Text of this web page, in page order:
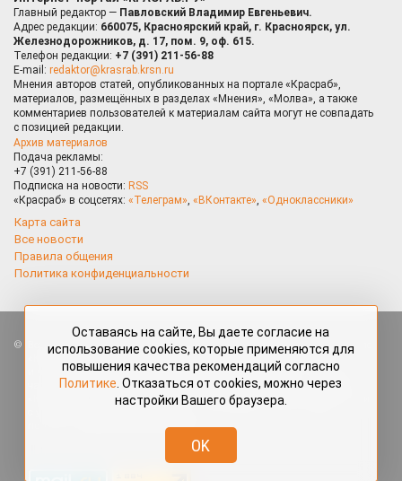
Главный редактор — Павловский Владимир Евгеньевич.
Адрес редакции: 660075, Красноярский край, г. Красноярск, ул.
Железнодорожников, д. 17, пом. 9, оф. 615.
Телефон редакции: +7 (391) 211-56-88
E-mail: redaktor@krasrab.krsn.ru
Мнения авторов статей, опубликованных на портале «Красраб»,
материалов, размещённых в разделах «Мнения», «Молва», а также
комментариев пользователей к материалам сайта могут не совпадать
с позицией редакции.
Архив материалов
Подача рекламы:
+7 (391) 211-56-88
Подписка на новости: RSS
«Красраб» в соцсетях: «Телеграм», «ВКонтакте», «Одноклассники»
Карта сайта
Все новости
Правила общения
Политика конфиденциальности
Все права защищены. Любые материалы, размещённые на портале
«Красраб.ру» сотрудниками редакции, нештатными авторами
и читателями, являются объектами авторского права. Полное или
частичное использование материалов, размещённых на портале
«Красраб.ру», допускается только с письменного согласия редакции
redaktor@krasrab.krsn.ru.
Оставаясь на сайте, Вы даете согласие на
использование cookies, которые применяются для
повышения качества рекомендаций согласно
Политике . Отказаться от cookies, можно через
настройки Вашего браузера.
OK